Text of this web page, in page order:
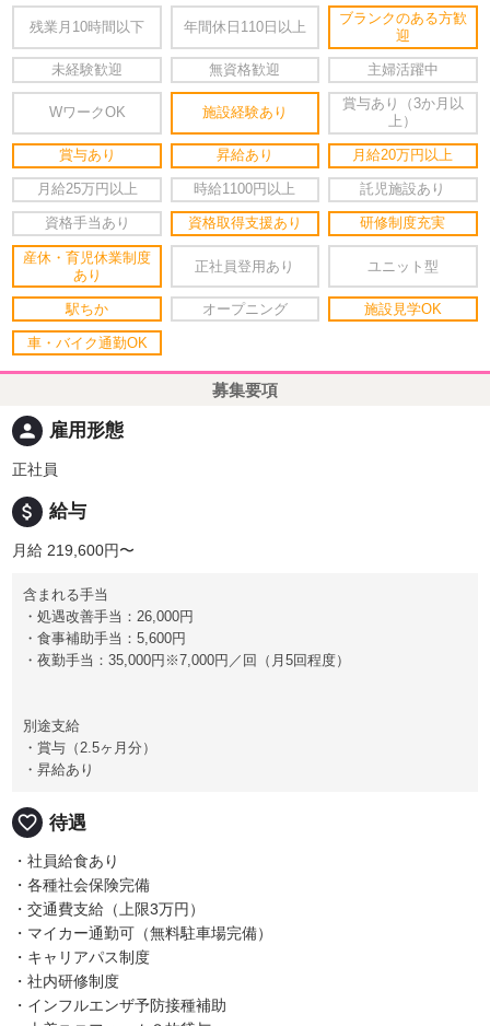
残業月10時間以下 年間休日110日以上
ブランクのある方歓
迎
未経験歓迎 無資格歓迎 主婦活躍中
WワークOK 施設経験あり
賞与あり（3か月以
上）
賞与あり 昇給あり 月給20万円以上
月給25万円以上 時給1100円以上 託児施設あり
資格手当あり 資格取得支援あり 研修制度充実
産休・育児休業制度
あり
正社員登用あり ユニット型
駅ちか オープニング 施設見学OK
車・バイク通勤OK
募集要項
person 雇用形態
正社員
attach_money 給与
月給 219,600円〜
含まれる手当
・処遇改善手当：26,000円
・食事補助手当：5,600円
・夜勤手当：35,000円※7,000円／回（月5回程度）
別途支給
・賞与（2.5ヶ月分）
・昇給あり
favorite_border 待遇
・社員給食あり
・各種社会保険完備
・交通費支給（上限3万円）
・マイカー通勤可（無料駐車場完備）
・キャリアパス制度
・社内研修制度
・インフルエンザ予防接種補助